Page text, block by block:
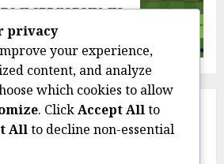
и свързване на
Процес, ползи,
сигурност
will not be published.
privacy
your experience,
content, and analyze
which cookies to allow
. ClickAccept Allto
Allto decline non-essential